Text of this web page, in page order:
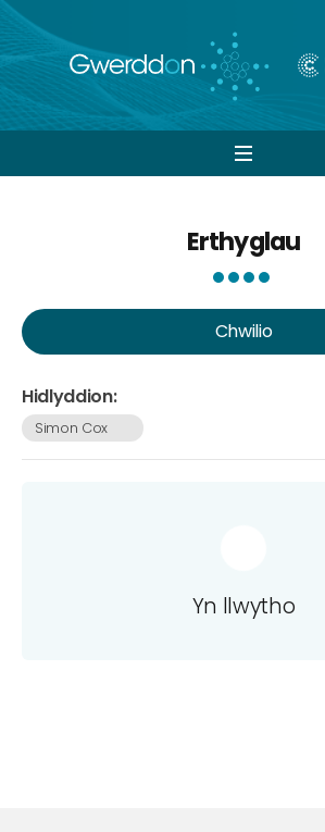
Open
Erthyglau
Chwilio
Hidlyddion:
Simon Cox
Yn llwytho